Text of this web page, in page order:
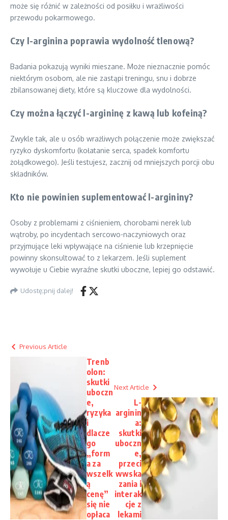
może się różnić w zależności od posiłku i wrażliwości
przewodu pokarmowego.
Czy l-arginina poprawia wydolność tlenową?
Badania pokazują wyniki mieszane. Może nieznacznie pomóc
niektórym osobom, ale nie zastąpi treningu, snu i dobrze
zbilansowanej diety, które są kluczowe dla wydolności.
Czy można łączyć l-argininę z kawą lub kofeiną?
Zwykle tak, ale u osób wrażliwych połączenie może zwiększać
ryzyko dyskomfortu (kołatanie serca, spadek komfortu
żołądkowego). Jeśli testujesz, zacznij od mniejszych porcji obu
składników.
Kto nie powinien suplementować l-argininy?
Osoby z problemami z ciśnieniem, chorobami nerek lub
wątroby, po incydentach sercowo-naczyniowych oraz
przyjmujące leki wpływające na ciśnienie lub krzepnięcie
powinny skonsultować to z lekarzem. Jeśli suplement
wywołuje u Ciebie wyraźne skutki uboczne, lepiej go odstawić.
Udostę;pnij dalej!
Previous Article
Trenb
olon:
skutki
uboczn
e,
ryzyka
i
dlacze
go
„form
a za
wszelk
ą
cenę”
się nie
opłaca
Next Article
L-
arginin
a:
skutki
uboczn
e,
przeci
wwska
zania i
interak
cje z
lekami